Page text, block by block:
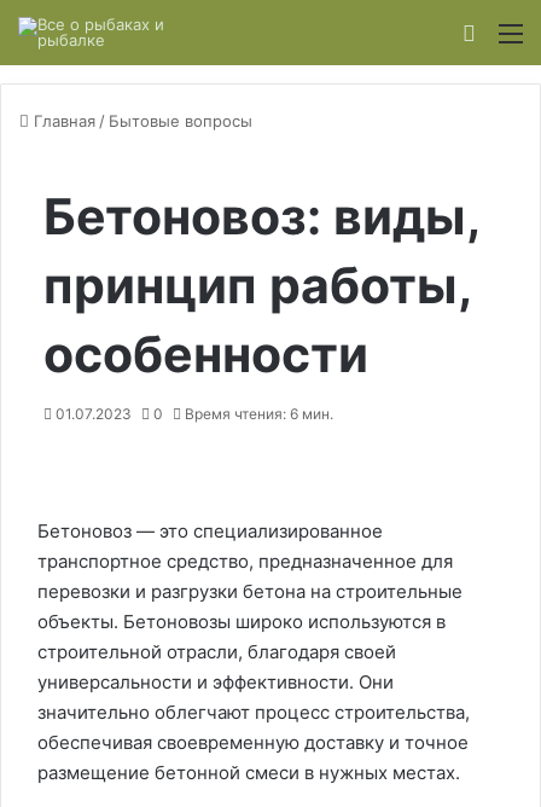
Главная / Бытовые вопросы
Бетоновоз: виды,
принцип работы,
особенности
01.07.2023 0 Время чтения: 6 мин.
Бетоновоз — это специализированное
транспортное средство, предназначенное для
перевозки и разгрузки бетона на строительные
объекты. Бетоновозы широко используются в
строительной отрасли, благодаря своей
универсальности и эффективности. Они
значительно облегчают процесс строительства,
обеспечивая своевременную доставку и точное
размещение бетонной смеси в нужных местах.